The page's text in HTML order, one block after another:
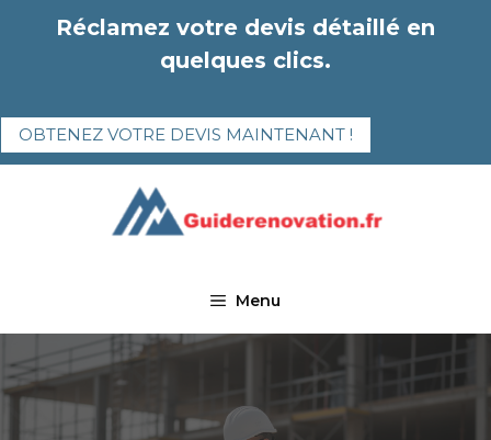
Réclamez votre devis détaillé en
quelques clics.
OBTENEZ VOTRE DEVIS MAINTENANT !
Menu